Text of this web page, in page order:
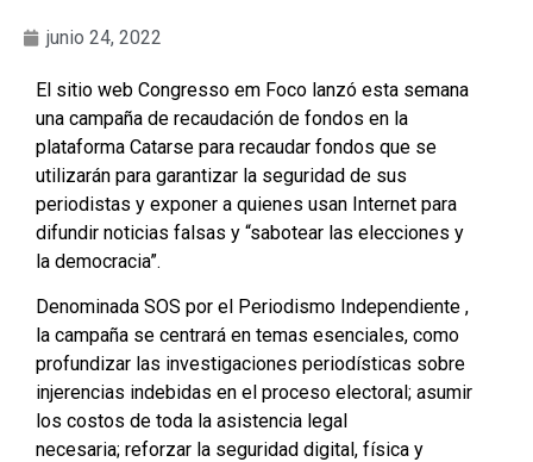
junio 24, 2022
El sitio web Congresso em Foco lanzó esta semana
una campaña de recaudación de fondos en la
plataforma Catarse para recaudar fondos que se
utilizarán para garantizar la seguridad de sus
periodistas y exponer a quienes usan Internet para
difundir noticias falsas y “sabotear las elecciones y
la democracia”.
Denominada SOS por el Periodismo Independiente ,
la campaña se centrará en temas esenciales, como
profundizar las investigaciones periodísticas sobre
injerencias indebidas en el proceso electoral; asumir
los costos de toda la asistencia legal
necesaria; reforzar la seguridad digital, física y